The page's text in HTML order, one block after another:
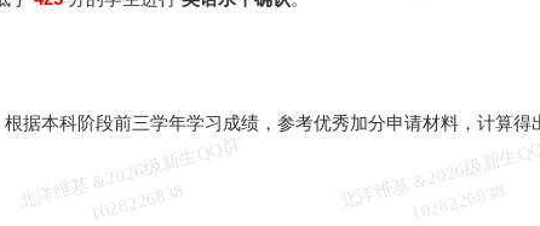
据本科阶段前三学年学习成绩，参考优秀加分申请材料，计算
北
洋
维
基
＆
2
0
2
6
级
新
生
Q
Q
群
1
0
2
8
2
2
6
8
3
8 维
8